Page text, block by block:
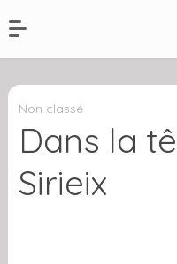
Non classé
Dans la
Sirieix